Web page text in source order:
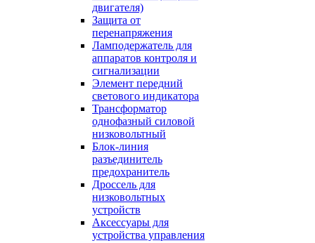
двигателя)
Защита от
перенапряжения
Ламподержатель для
аппаратов контроля и
сигнализации
Элемент передний
светового индикатора
Трансформатор
однофазный силовой
низковольтный
Блок-линия
разъединитель
предохранитель
Дроссель для
низковольтных
устройств
Аксессуары для
устройства управления